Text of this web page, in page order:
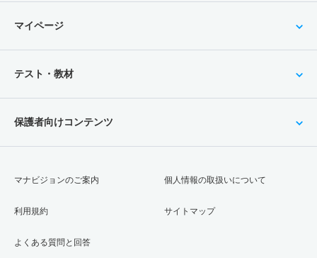
マイページ
テスト・教材
保護者向けコンテンツ
マナビジョンのご案内
利用規約
よくある質問と回答
個人情報の取扱いについて
サイトマップ